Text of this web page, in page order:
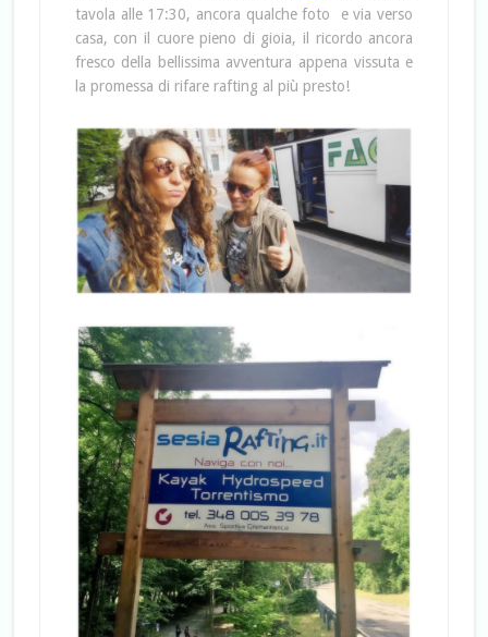
tavola alle 17:30, ancora qualche foto e via verso
casa, con il cuore pieno di gioia, il ricordo ancora
fresco della bellissima avventura appena vissuta e
la promessa di rifare rafting al più presto!